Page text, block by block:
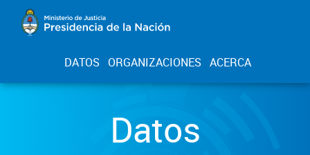
DATOS ORGANIZACIONES ACERCA
Datos